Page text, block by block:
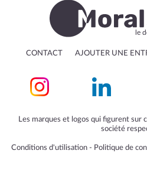
le
CONTACT AJOUTER UNE
Les marques et logos qui figurent sur
société
Conditions d'utilisation‐ Politique de